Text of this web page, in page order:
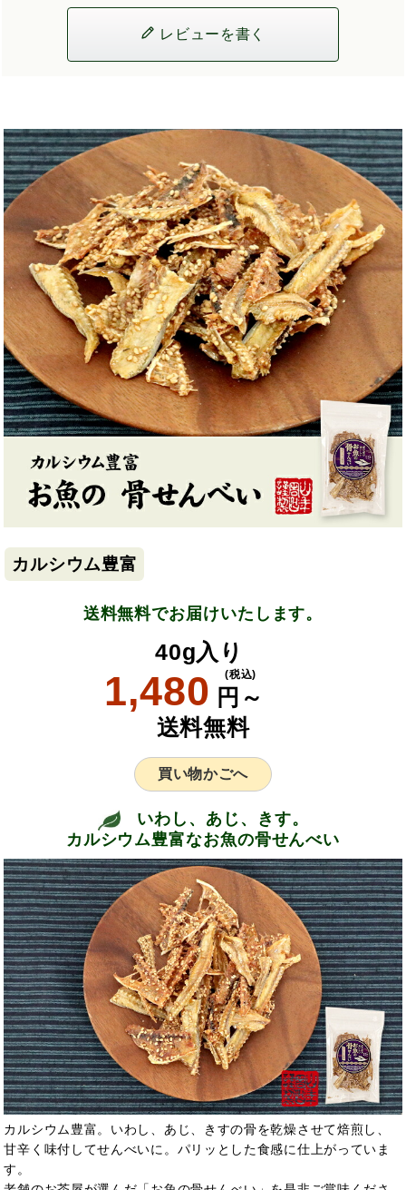
レビューを書く
カルシウム豊富
送料無料でお届けいたします。
40g入り
1,480 円～
(税込)
送料無料
買い物かごへ
いわし、あじ、きす。
カルシウム豊富なお魚の骨せんべい
カルシウム豊富。いわし、あじ、きすの骨を乾燥させて焙煎し、
甘辛く味付してせんべいに。パリッとした食感に仕上がっていま
す。